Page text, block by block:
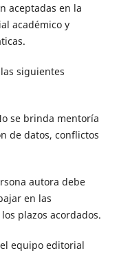
aceptadas en la
académico y
siguientes
se brinda mentoría
de datos, conflictos
autora debe
en las
plazos acordados.
equipo editorial